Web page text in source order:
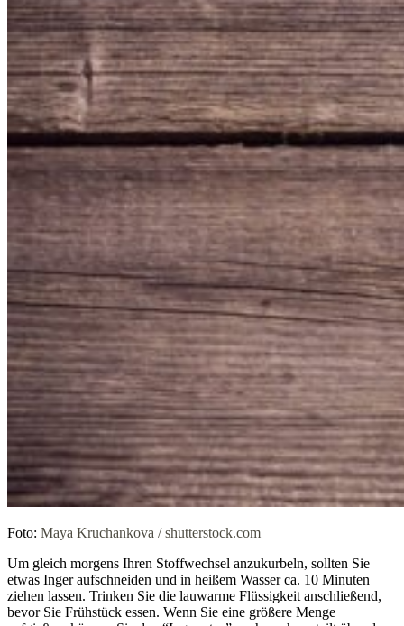
Foto: Maya Kruchankova / shutterstock.com
Um gleich morgens Ihren Stoffwechsel anzukurbeln, sollten Sie
etwas Inger aufschneiden und in heißem Wasser ca. 10 Minuten
ziehen lassen. Trinken Sie die lauwarme Flüssigkeit anschließend,
bevor Sie Frühstück essen. Wenn Sie eine größere Menge